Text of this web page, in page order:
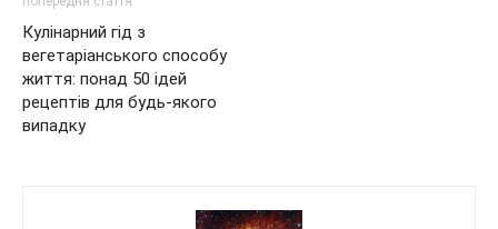
Кулінарний гід з
вегетаріанського способу
життя: понад 50 ідей
рецептів для будь-якого
випадку